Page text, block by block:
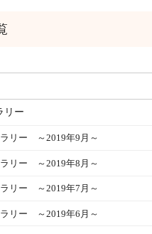
リー
リー ～2019年9月～
リー ～2019年8月～
リー ～2019年7月～
リー ～2019年6月～